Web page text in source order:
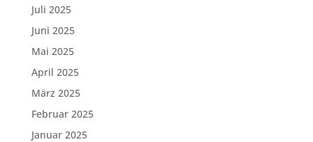
Juli 2025
Juni 2025
Mai 2025
April 2025
März 2025
Februar 2025
Januar 2025